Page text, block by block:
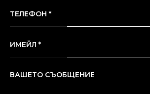
ТЕЛЕФОН *
ИМЕЙЛ *
ВАШЕТО СЪОБЩЕНИЕ